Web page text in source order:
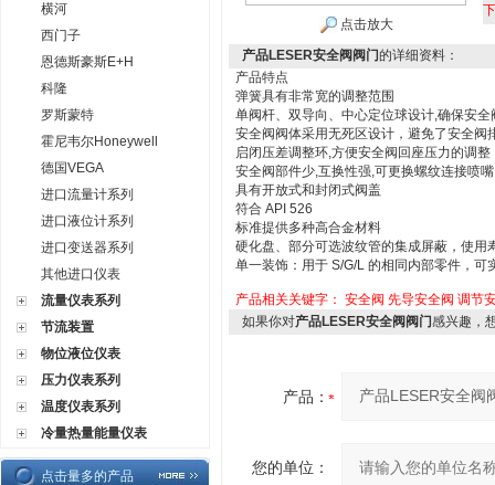
横河
西门子
恩德斯豪斯E+H
科隆
罗斯蒙特
霍尼韦尔Honeywell
德国VEGA
进口流量计系列
进口液位计系列
进口变送器系列
其他进口仪表
流量仪表系列
节流装置
物位液位仪表
压力仪表系列
温度仪表系列
冷量热量能量仪表
点击量多的产品
点击放大
产品LESER安全阀阀门的详细资料：
产品特点
弹簧具有非常宽的调整范围
单阀杆、双导向、中心定位球设计,确保安
安全阀阀体采用无死区设计，避免了安全
启闭压差调整环,方便安全阀回座压力的调整
安全阀部件少,互换性强,可更换螺纹连接喷
具有开放式和封闭式阀盖
符合 API 526
标准提供多种高合金材料
硬化盘、部分可选波纹管的集成屏蔽，使用
单一装饰：用于 S/G/L 的相同内部零件，可
产品相关关键字： 安全阀 先导安全阀 调节
如果你对产品LESER安全阀阀门感兴趣，
产品：
您的单位：